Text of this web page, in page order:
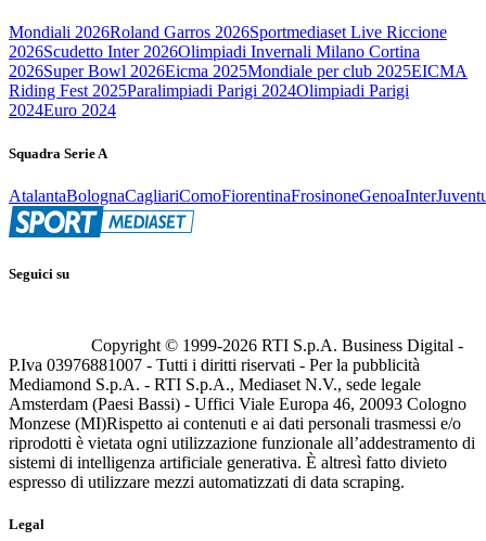
Mondiali 2026Roland Garros 2026Sportmediaset Live Riccione
2026Scudetto Inter 2026Olimpiadi Invernali Milano Cortina
2026Super Bowl 2026Eicma 2025Mondiale per club 2025EICMA
Riding Fest 2025Paralimpiadi Parigi 2024Olimpiadi Parigi
2024Euro 2024
Squadra Serie A
AtalantaBolognaCagliariComoFiorentinaFrosinoneGenoaInter
Seguici su
Copyright © 1999-2026 RTI S.p.A. Business Digital -
P.Iva 03976881007 - Tutti i diritti riservati - Per la pubblicità
Mediamond S.p.A. - RTI S.p.A., Mediaset N.V., sede legale
Amsterdam (Paesi Bassi) - Uffici Viale Europa 46, 20093 Cologno
Monzese (MI)Rispetto ai contenuti e ai dati personali trasmessi e/o
riprodotti è vietata ogni utilizzazione funzionale all’addestramento di
sistemi di intelligenza artificiale generativa. È altresì fatto divieto
espresso di utilizzare mezzi automatizzati di data scraping.
Legal